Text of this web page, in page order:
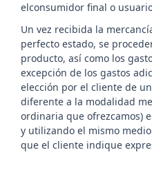
elconsumidor final o
Un vez recibida la
perfecto estado, se
producto, así como los
excepción de los gastos
elección por el cliente de
diferente a la modalidad
ordinaria que ofrezcamos)
y utilizando el mismo
que el cliente indique